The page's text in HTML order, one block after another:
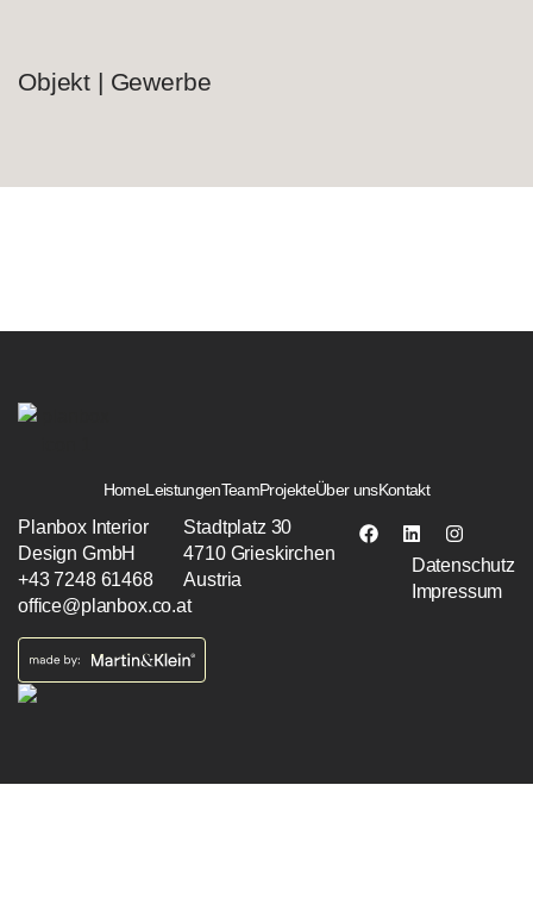
Objekt | Gewerbe
HomeLeistungenTeamProjekteÜber unsKontakt
Planbox Interior
Design GmbH
+43 7248 61468
office@planbox.co.at
Stadtplatz 30
4710 Grieskirchen
Austria
Datenschutz
Impressum